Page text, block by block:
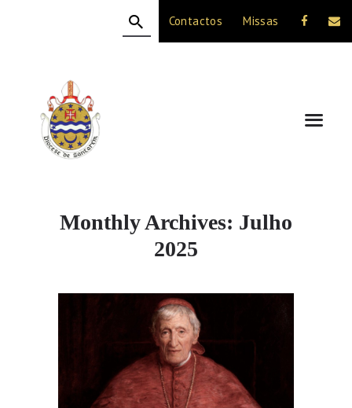
Contactos Missas
Monthly Archives: Julho
2025
A DIOCESE
CELEBRAÇÃO
VIDA CRISTÃ
NOTÍCIAS